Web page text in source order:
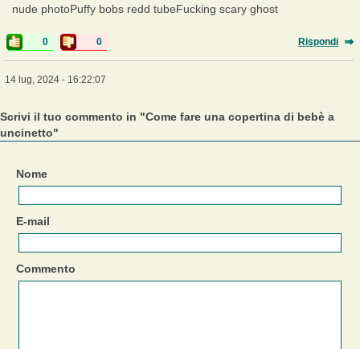
nude photoPuffy bobs redd tubeFucking scary ghost
0 0 Rispondi
14 lug, 2024 - 16:22:07
Scrivi il tuo commento in "Come fare una copertina di bebè a
uncinetto"
Nome
E-mail
Commento